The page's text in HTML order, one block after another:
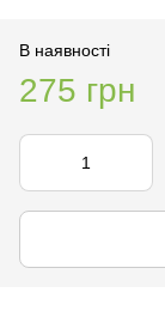
В наявності
275 грн